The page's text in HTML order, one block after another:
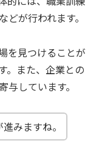
が行われます。
を見つけることが
。また、企業との
しています。
みますね。